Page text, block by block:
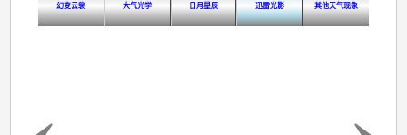
幻变云裳 大气光学 日月星辰 迅雷光影 其他天气现象